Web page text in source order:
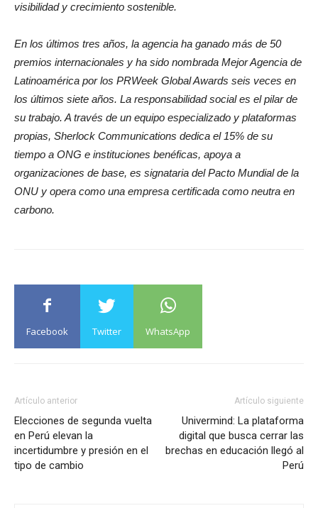
visibilidad y crecimiento sostenible.
En los últimos tres años, la agencia ha ganado más de 50
premios internacionales y ha sido nombrada Mejor Agencia de
Latinoamérica por los PRWeek Global Awards seis veces en
los últimos siete años. La responsabilidad social es el pilar de
su trabajo. A través de un equipo especializado y plataformas
propias, Sherlock Communications dedica el 15% de su
tiempo a ONG e instituciones benéficas, apoya a
organizaciones de base, es signataria del Pacto Mundial de la
ONU y opera como una empresa certificada como neutra en
carbono.
Facebook Twitter WhatsApp
Artículo anterior
Elecciones de segunda vuelta
en Perú elevan la
incertidumbre y presión en el
tipo de cambio
Artículo siguiente
Univermind: La plataforma
digital que busca cerrar las
brechas en educación llegó al
Perú